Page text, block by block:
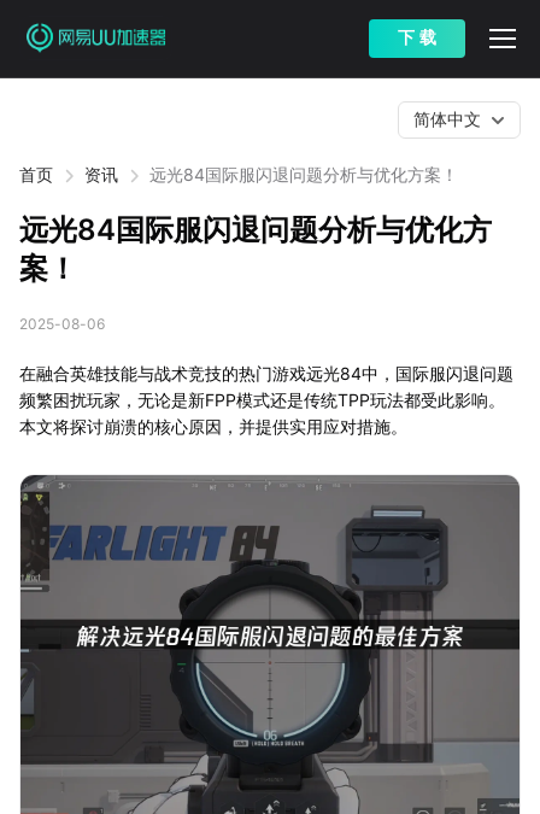
下 载
首页 资讯 远光84国际服闪退问题分析与优化方案！
简体中文
远光84国际服闪退问题分析与优化方
案！
2025-08-06
在融合英雄技能与战术竞技的热门游戏远光84中，国际服闪退问题
频繁困扰玩家，无论是新FPP模式还是传统TPP玩法都受此影响。
本文将探讨崩溃的核心原因，并提供实用应对措施。